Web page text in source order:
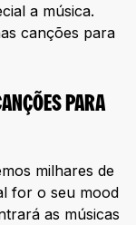
a música.
canções para
PARA
milhares de
for o seu mood
as músicas